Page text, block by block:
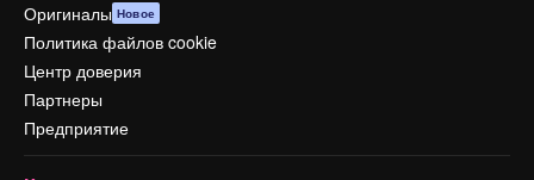
Оригиналы Новое
Политика файлов cookie
Центр доверия
Партнеры
Предприятие